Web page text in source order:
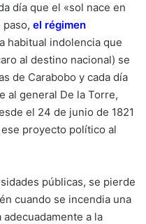
día que el «sol nace en
el régimen
habitual indolencia que
al destino nacional) se
de Carabobo y cada día
al general De la Torre,
el 24 de junio de 1821
proyecto político al
públicas, se pierde
cuando se incendia una
a la